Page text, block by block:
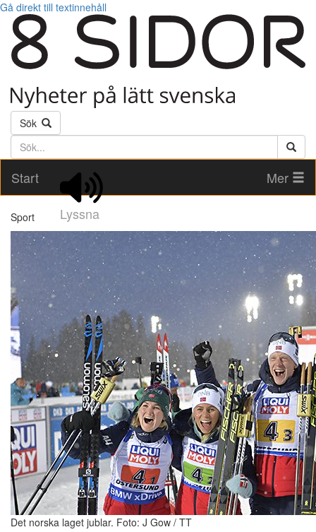
Gå direkt till textinnehåll
Sök
Söktext
Start
Lyssna
Mer
Sport
Det norska laget jublar. Foto: J Gow / TT